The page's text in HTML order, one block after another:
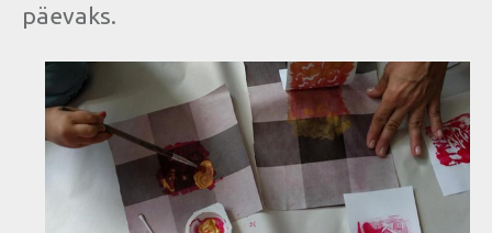
päevaks.